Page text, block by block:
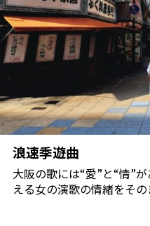
浪速季遊曲
大阪の歌には“愛”と“情”
える女の演歌の情緒をそ